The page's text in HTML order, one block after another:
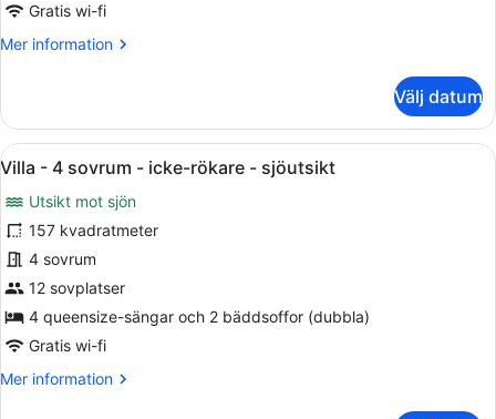
Gratis wi-fi
Mer information
Mer
rum
Välj datum
Öppna
alla
foton
för
Villa
-
4
sovrum
icke-
Ett hotellrum med en säng, en
10
Villa - 4 sovrum - icke-rökare - sjöutsikt
Utsikt mot sjön
157 kvadratmeter
4 sovrum
12 sovplatser
4 queensize-sängar och 2 bäddsoffor (dubbla)
Gratis wi-fi
Mer information
Mer